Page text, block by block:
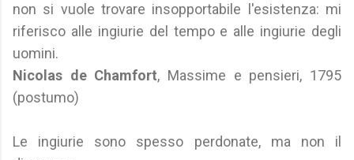
non si vuole trovare insopportabile l'esistenza: mi
riferisco alle ingiurie del tempo e alle ingiurie degli
uomini.
Nicolas de Chamfort, Massime e pensieri, 1795
(postumo)
Le ingiurie sono spesso perdonate, ma non il